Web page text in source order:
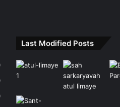
Last Modified Posts